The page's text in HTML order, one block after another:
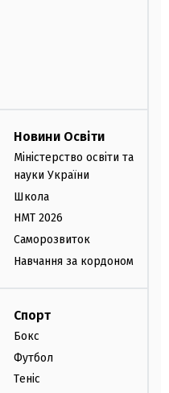
Новини Освіти
Міністерство освіти та
науки України
Школа
НМТ 2026
Саморозвиток
Навчання за кордоном
Спорт
Бокс
Футбол
Теніс